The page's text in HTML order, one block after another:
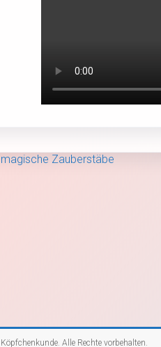
Zauberstäbe
Köpfchenkunde. Alle Rechte vorbehalten.